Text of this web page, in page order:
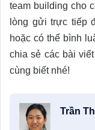
team building cho
lòng gửi trực tiếp
hoặc có thể bình
chia sẻ các bài
cùng biết nhé!
Trần